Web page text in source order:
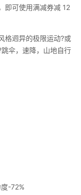
即可使用满减券减 12
格迥异的极限运动?或
伞，速降，山地自行
-72%